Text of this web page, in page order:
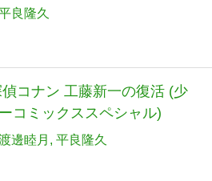
ャル)
良隆久
コナン 工藤新一の復活 (少
コミックススペシャル)
邊睦月 平良隆久